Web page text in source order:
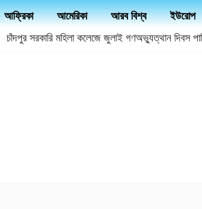
আফ্রিকা আমেরিকা আরব বিশ্ব ইউরোপ
চাঁদপুর সরকারি মহিলা কলেজে জুলাই গণঅভ্যুত্থান দিবস পালিত